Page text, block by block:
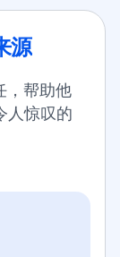
源
，帮助他
人惊叹的